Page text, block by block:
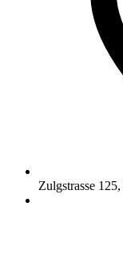
Zulgstrasse 125,